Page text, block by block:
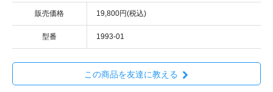
販売価格 19,800円(税込)
型番 1993-01
この商品を友達に教える